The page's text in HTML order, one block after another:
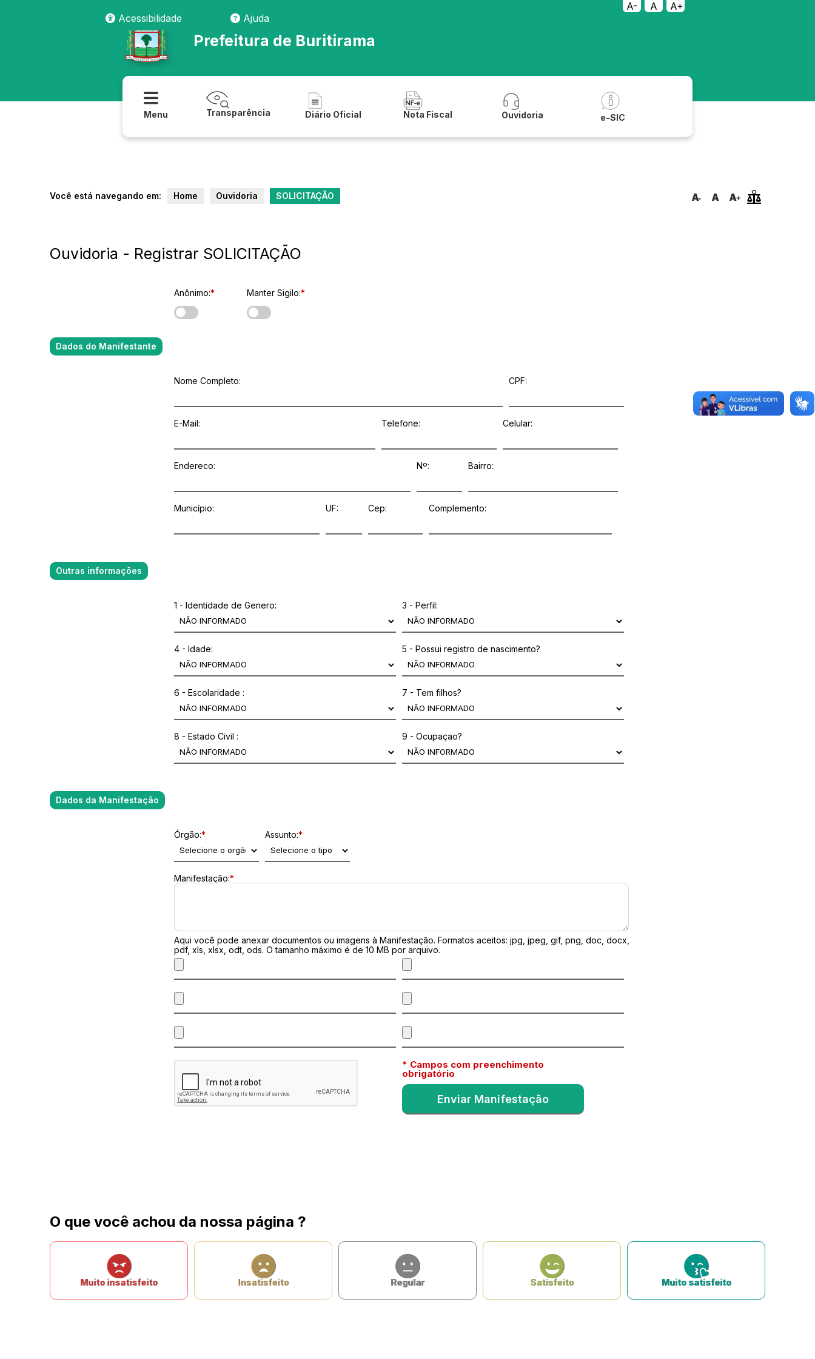
A- A
A+
Acessibilidade
Ajuda
Prefeitura de Buritirama
Menu Transparência Diário Oficial Nota Fiscal Ouvidoria e-SIC
Você está navegando em: Home Ouvidoria SOLICITAÇÃO
Ouvidoria - Registrar SOLICITAÇÃO
Anônimo:* Manter Sigilo:*
Dados do Manifestante
Nome Completo: CPF:
E-Mail: Telefone: Celular:
Endereco: Nº: Bairro:
Município: UF: Cep: Complemento:
Outras informações
1 - Identidade de Genero: 3 - Perfil:
4 - Idade: 5 - Possui registro de nascimento?
6 - Escolaridade : 7 - Tem filhos?
8 - Estado Civil : 9 - Ocupaçao?
Dados da Manifestação
Órgão:* Assunto:*
Manifestação:*
Aqui você pode anexar documentos ou imagens à Manifestação. Formatos aceitos: jpg, jpeg, gif, png, doc, docx,
pdf, xls, xlsx, odt, ods. O tamanho máximo é de 10 MB por arquivo.
* Campos com preenchimento
obrigatório
O que você achou da nossa página ?
Muito insatisfeito Insatisfeito Regular Satisfeito Muito satisfeito